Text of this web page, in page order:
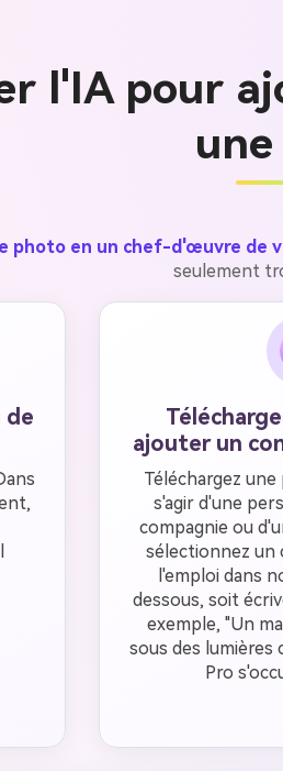
l'IA pour
photo en un chef-d'œuvre de
seulement
de
ajouter un
Téléchargez
s'agir d'une
compagnie ou
sélectionnez un
l'emploi dans
dessous, soit
exemple, "Un
sous des lumières
Pro